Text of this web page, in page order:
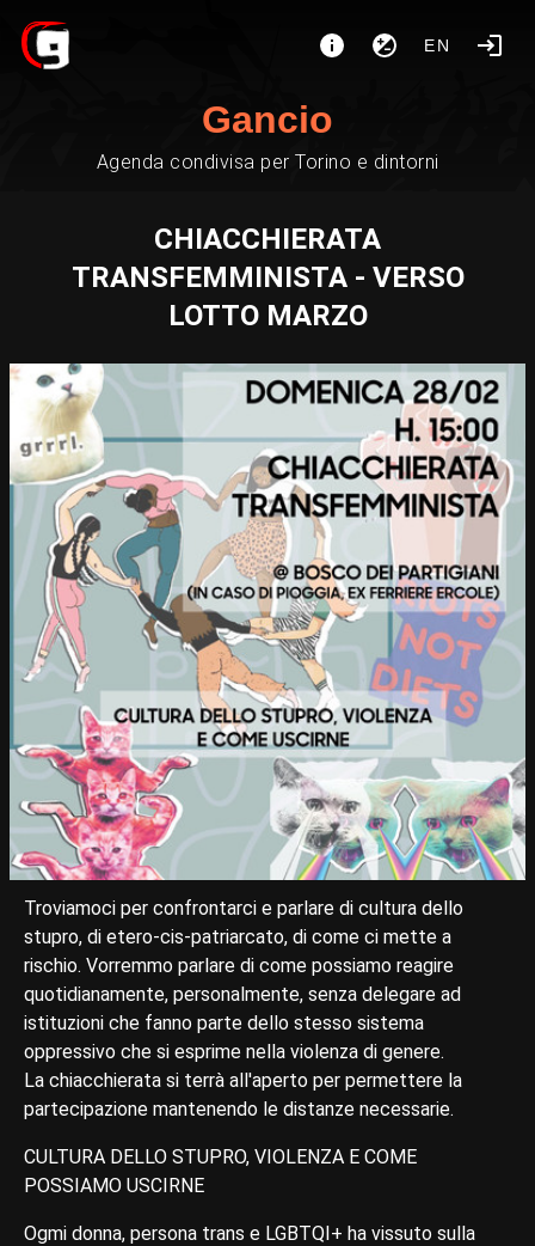
EN
Gancio
Agenda condivisa per Torino e dintorni
CHIACCHIERATA
TRANSFEMMINISTA - VERSO
LOTTO MARZO
Troviamoci per confrontarci e parlare di cultura dello
stupro, di etero-cis-patriarcato, di come ci mette a
rischio. Vorremmo parlare di come possiamo reagire
quotidianamente, personalmente, senza delegare ad
istituzioni che fanno parte dello stesso sistema
oppressivo che si esprime nella violenza di genere.
La chiacchierata si terrà all'aperto per permettere la
partecipazione mantenendo le distanze necessarie.
CULTURA DELLO STUPRO, VIOLENZA E COME
POSSIAMO USCIRNE
Ogmi donna, persona trans e LGBTQI+ ha vissuto sulla